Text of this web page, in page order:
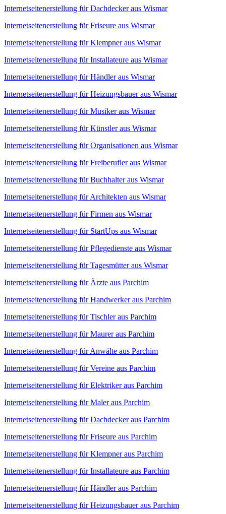
Internetseitenerstellung für Dachdecker aus Wismar
Internetseitenerstellung für Friseure aus Wismar
Internetseitenerstellung für Klempner aus Wismar
Internetseitenerstellung für Installateure aus Wismar
Internetseitenerstellung für Händler aus Wismar
Internetseitenerstellung für Heizungsbauer aus Wismar
Internetseitenerstellung für Musiker aus Wismar
Internetseitenerstellung für Künstler aus Wismar
Internetseitenerstellung für Organisationen aus Wismar
Internetseitenerstellung für Freiberufler aus Wismar
Internetseitenerstellung für Buchhalter aus Wismar
Internetseitenerstellung für Architekten aus Wismar
Internetseitenerstellung für Firmen aus Wismar
Internetseitenerstellung für StartUps aus Wismar
Internetseitenerstellung für Pflegedienste aus Wismar
Internetseitenerstellung für Tagesmütter aus Wismar
Internetseitenerstellung für Ärzte aus Parchim
Internetseitenerstellung für Handwerker aus Parchim
Internetseitenerstellung für Tischler aus Parchim
Internetseitenerstellung für Maurer aus Parchim
Internetseitenerstellung für Anwälte aus Parchim
Internetseitenerstellung für Vereine aus Parchim
Internetseitenerstellung für Elektriker aus Parchim
Internetseitenerstellung für Maler aus Parchim
Internetseitenerstellung für Dachdecker aus Parchim
Internetseitenerstellung für Friseure aus Parchim
Internetseitenerstellung für Klempner aus Parchim
Internetseitenerstellung für Installateure aus Parchim
Internetseitenerstellung für Händler aus Parchim
Internetseitenerstellung für Heizungsbauer aus Parchim